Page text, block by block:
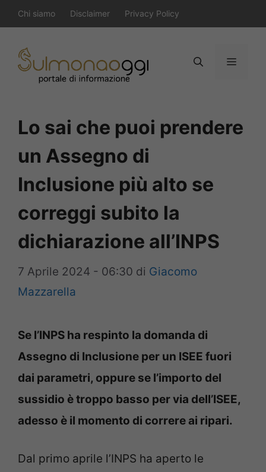
al
contenuto
Chi siamo Disclaimer Privacy Policy
Menu
Lo sai che puoi prendere
un Assegno di
Inclusione più alto se
correggi subito la
dichiarazione all’INPS
7 Aprile 2024 - 06:30 di Giacomo
Mazzarella
Se l’INPS ha respinto la domanda di
Assegno di Inclusione per un ISEE fuori
dai parametri, oppure se l’importo del
sussidio è troppo basso per via dell’ISEE,
adesso è il momento di correre ai ripari.
Dal primo aprile l’INPS ha aperto le